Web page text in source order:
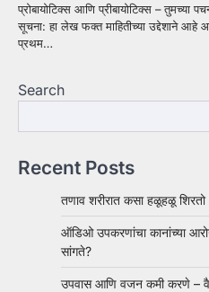
प्रोबायोटिक्स आणि प्रीबायोटिक्स –
सूचना: हा लेख फक्त माहितीच्या उद्देशाने आहे
प्रथम…
Search
Recent Posts
तणाव शरीरात कसा हळूहळू
ऑडिओ उपकरणांचा कानांच्या
सांगते?
उपवास आणि वजन कमी करणे –